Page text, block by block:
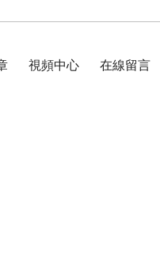
視頻中心 在線留言